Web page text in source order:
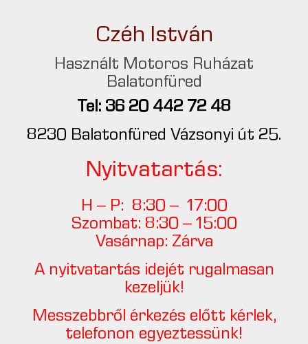
Czéh István
Használt Motoros Ruházat
Balatonfüred
Tel: 36 20 442 72 48
8230 Balatonfüred Vázsonyi út 25.
Nyitvatartás:
H – P: 8:30 – 17:00
Szombat: 8:30 – 15:00
Vasárnap: Zárva
A nyitvatartás idejét rugalmasan
kezeljük!
Messzebbről érkezés előtt kérlek,
telefonon egyeztessünk!